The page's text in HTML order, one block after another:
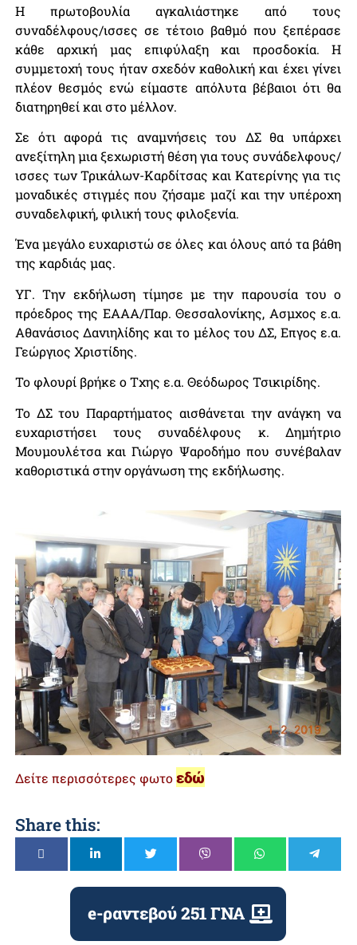
Η πρωτοβουλία αγκαλιάστηκε από τους
συναδέλφους/ισσες σε τέτοιο βαθμό που ξεπέρασε
κάθε αρχική μας επιφύλαξη και προσδοκία. Η
συμμετοχή τους ήταν σχεδόν καθολική και έχει γίνει
πλέον θεσμός ενώ είμαστε απόλυτα βέβαιοι ότι θα
διατηρηθεί και στο μέλλον.
Σε ότι αφορά τις αναμνήσεις του ΔΣ θα υπάρχει
ανεξίτηλη μια ξεχωριστή θέση για τους συνάδελφους/
ισσες των Τρικάλων-Καρδίτσας και Κατερίνης για τις
μοναδικές στιγμές που ζήσαμε μαζί και την υπέροχη
συναδελφική, φιλική τους φιλοξενία.
Ένα μεγάλο ευχαριστώ σε όλες και όλους από τα βάθη
της καρδιάς μας.
ΥΓ. Την εκδήλωση τίμησε με την παρουσία του ο
πρόεδρος της ΕΑΑΑ/Παρ. Θεσσαλονίκης, Ασμχος ε.α.
Αθανάσιος Δανιηλίδης και το μέλος του ΔΣ, Επγος ε.α.
Γεώργιος Χριστίδης.
Το φλουρί βρήκε ο Τχης ε.α. Θεόδωρος Τσικιρίδης.
Το ΔΣ του Παραρτήματος αισθάνεται την ανάγκη να
ευχαριστήσει τους συναδέλφους κ. Δημήτριο
Μουμουλέτσα και Γιώργο Ψαροδήμο που συνέβαλαν
καθοριστικά στην οργάνωση της εκδήλωσης.
Δείτε περισσότερες φωτοεδώ
Share this:
e-ραντεβού 251 ΓΝΑ